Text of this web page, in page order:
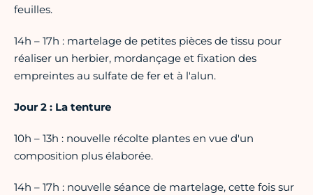
feuilles.
14h – 17h : martelage de petites pièces de tissu pour
réaliser un herbier, mordançage et fixation des
empreintes au sulfate de fer et à l'alun.
Jour 2 : La tenture
10h – 13h : nouvelle récolte plantes en vue d'un
composition plus élaborée.
14h – 17h : nouvelle séance de martelage, cette fois sur